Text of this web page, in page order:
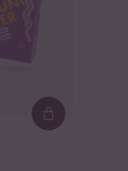
Loading...